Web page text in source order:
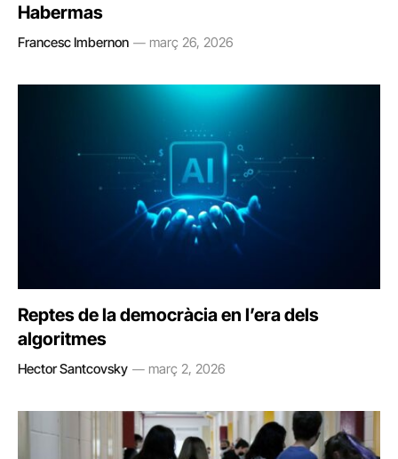
Habermas
Francesc Imbernon març 26, 2026
Reptes de la democràcia en l’era dels
algoritmes
Hector Santcovsky març 2, 2026